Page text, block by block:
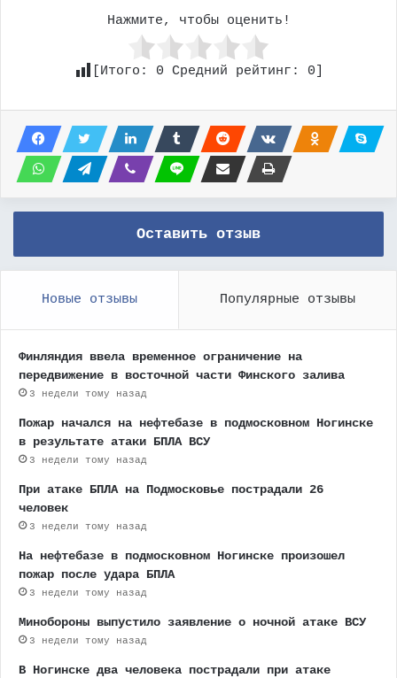
Нажмите, чтобы оценить!
[Итого: 0 Средний рейтинг: 0
Оставить отзыв
Новые отзывы Популярные отзывы
Финляндия ввела временное ограничение на
передвижение в восточной части Финского залива
3 недели тому назад
Пожар начался на нефтебазе в подмосковном Ногинске
в результате атаки БПЛА ВСУ
3 недели тому назад
При атаке БПЛА на Подмосковье пострадали 26
человек
3 недели тому назад
На нефтебазе в подмосковном Ногинске произошел
пожар после удара БПЛА
3 недели тому назад
Минобороны выпустило заявление о ночной атаке ВСУ
3 недели тому назад
В Ногинске два человека пострадали при атаке